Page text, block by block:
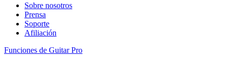
Sobre nosotros
Prensa
Soporte
Afiliación
Funciones de Guitar Pro